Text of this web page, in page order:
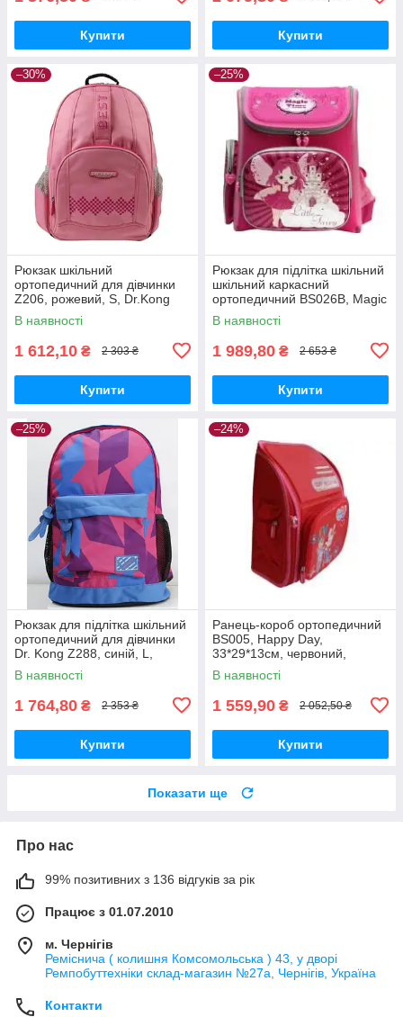
Купити Купити
–30%
Рюкзак шкільний
ортопедичний для дівчинки
Z206, рожевий, S, Dr.Kong
970177
В наявності
1 612,10 ₴ 2 303 ₴
Купити
–25%
Рюкзак для підлітка шкільний
шкільний каркасний
ортопедичний BS026B, Magic
time, 33*29*13см, Dr.Kong
972256 для дівчинки
В наявності
1 989,80 ₴ 2 653 ₴
Купити
–25%
Рюкзак для підлітка шкільний
ортопедичний для дівчинки
Dr. Kong Z288, синій, L,
970238
В наявності
1 764,80 ₴ 2 353 ₴
Купити
–24%
Ранець-короб ортопедичний
BS005, Happy Day,
33*29*13см, червоний,
Dr.Kong 973498
В наявності
1 559,90 ₴ 2 052,50 ₴
Купити
Показати ще
Про нас
99% позитивних з 136 відгуків за рік
Працює з 01.07.2010
м. Чернігів
Реміснича ( колишня Комсомольська ) 43, у дворі
Ремпобуттехніки склад-магазин №27a, Чернігів, Україна
Контакти